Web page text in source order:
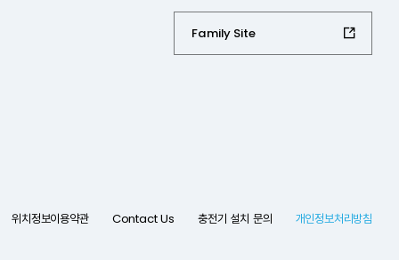
Family Site
위치정보이용약관 Contact Us 충전기 설치 문의 개인정보처리방침